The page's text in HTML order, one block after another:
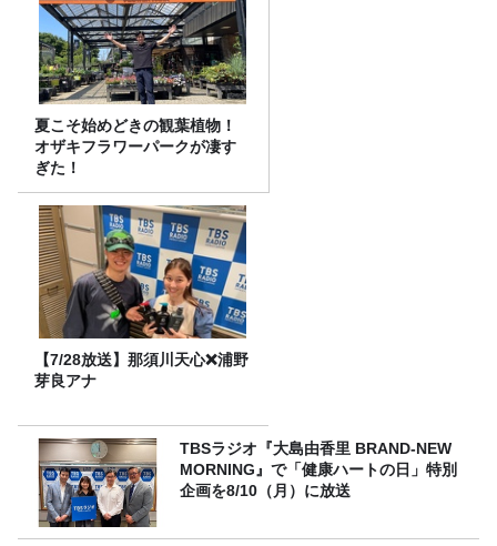
夏こそ始めどきの観葉植物！
オザキフラワーパークが凄す
ぎた！
【7/28放送】那須川天心❌浦野
芽良アナ
TBSラジオ『大島由香里 BRAND-NEW
MORNING』で「健康ハートの日」特別
企画を8/10（月）に放送